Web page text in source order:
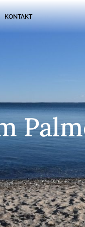
KONTAKT